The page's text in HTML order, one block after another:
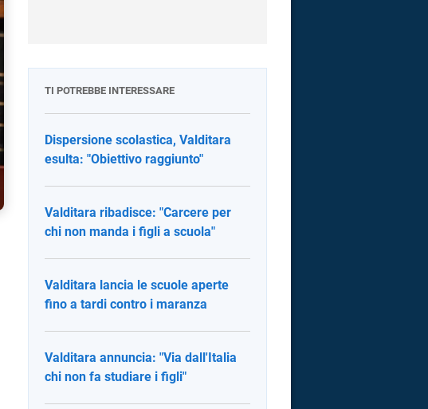
TI POTREBBE INTERESSARE
Dispersione scolastica, Valditara
esulta: "Obiettivo raggiunto"
Valditara ribadisce: "Carcere per
chi non manda i figli a scuola"
Valditara lancia le scuole aperte
fino a tardi contro i maranza
Valditara annuncia: "Via dall'Italia
chi non fa studiare i figli"